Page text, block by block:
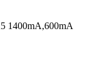
1400mA,600mA